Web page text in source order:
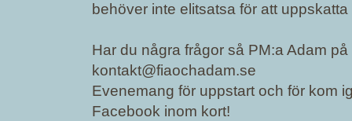
behöver inte elitsatsa för att
Har du några frågor så PM:a Adam
kontakt@fiaochadam.se
Evenemang för uppstart och för kom
Facebook inom kort!